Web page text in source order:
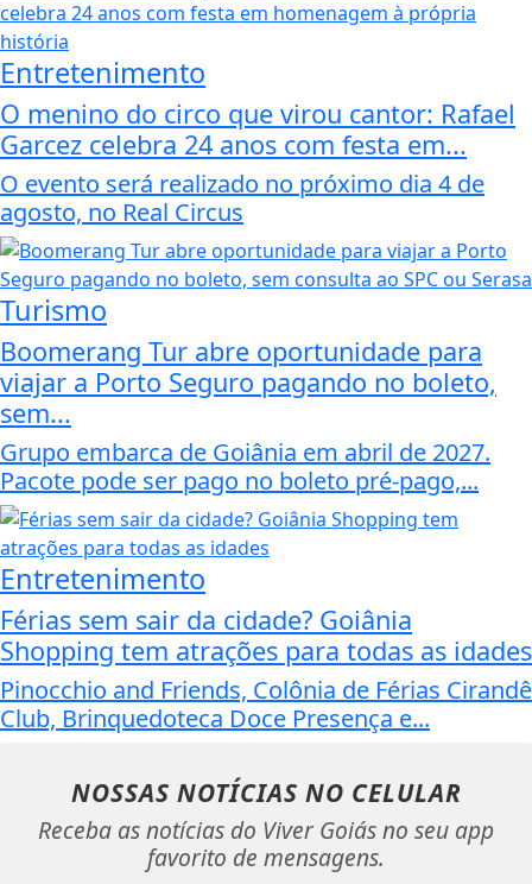
Entretenimento
O menino do circo que virou cantor: Rafael
Garcez celebra 24 anos com festa em...
O evento será realizado no próximo dia 4 de
agosto, no Real Circus
Turismo
Boomerang Tur abre oportunidade para
viajar a Porto Seguro pagando no boleto,
sem...
Grupo embarca de Goiânia em abril de 2027.
Pacote pode ser pago no boleto pré-pago,...
Entretenimento
Férias sem sair da cidade? Goiânia
Shopping tem atrações para todas as idades
Pinocchio and Friends, Colônia de Férias Cirandê
Club, Brinquedoteca Doce Presença e...
NOSSAS NOTÍCIAS NO CELULAR
Receba as notícias do Viver Goiás no seu app
favorito de mensagens.